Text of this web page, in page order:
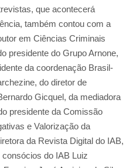
que acontecerá
também contou com a
em Ciências Criminais
presidente do Grupo Arnone,
da coordenação Brasil-
do diretor de
Gicquel, da mediadora
presidente da Comissão
e Valorização da
da Revista Digital do IAB,
do IAB Luiz